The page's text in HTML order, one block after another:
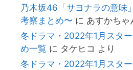
乃木坂46「サヨナラの意味
考察まとめ〜 に あすかちゃ
冬ドラマ・2022年1月スタ
め一覧 に タケヒコ より
冬ドラマ・2022年1月スタ